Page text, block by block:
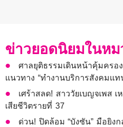
ข่าวยอดนิยมในห
ศาลยุติธรรมเดินหน้าคุ้มครอ
แนวทาง “ทำงานบริการสังคมแท
เศร้าสลด! สาววัยเบญจเพส เ
เสียชีวิตรายที่ 37
ด่วน! ปิดล้อม “บังซัน” มือยิง